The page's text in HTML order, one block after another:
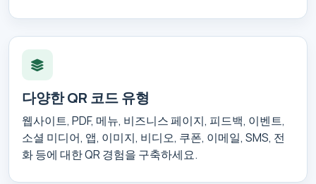
다양한 QR 코드 유형
웹사이트, PDF, 메뉴, 비즈니스 페이지, 피드백, 이벤트,
소셜 미디어, 앱, 이미지, 비디오, 쿠폰, 이메일, SMS, 전
화 등에 대한 QR 경험을 구축하세요.